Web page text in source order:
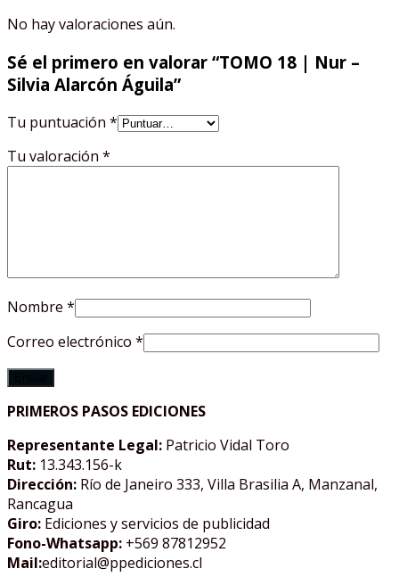
No hay valoraciones aún.
Sé el primero en valorar “TOMO 18 | Nur –
Silvia Alarcón Águila”
Tu puntuación *
Tu valoración *
Nombre *
Correo electrónico *
PRIMEROS PASOS EDICIONES
Representante Legal: Patricio Vidal Toro
Rut: 13.343.156-k
Dirección: Río de Janeiro 333, Villa Brasilia A, Manzanal,
Rancagua
Giro: Ediciones y servicios de publicidad
Fono-Whatsapp: +569 87812952
Mail:editorial@ppediciones.cl